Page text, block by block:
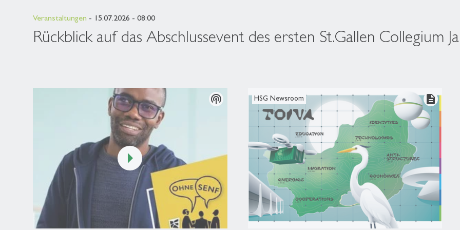
Veranstaltungen - 15.07.2026 - 08:00
Rückblick auf das Abschlussevent des ersten St.Gallen Collegium
podcasts HSG Newsroom description